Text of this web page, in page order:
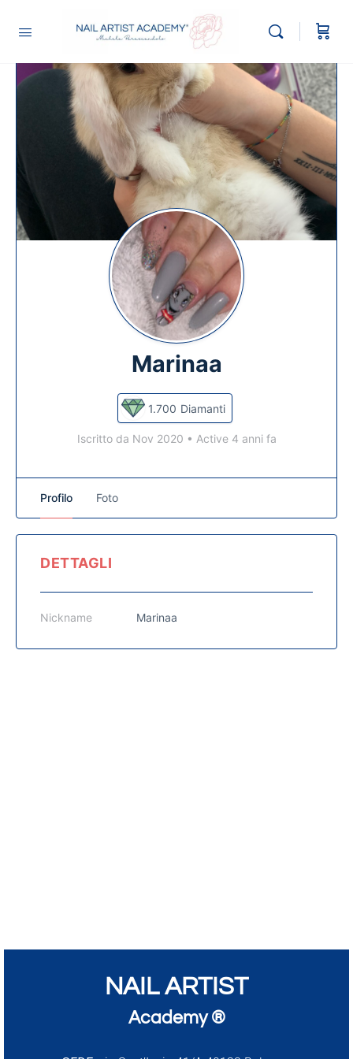
Marinaa
1.700 Diamanti
Iscritto da Nov 2020 • Active 4 anni fa
Profilo Foto
DETTAGLI
Nickname Marinaa
NAIL ARTIST
Academy ®